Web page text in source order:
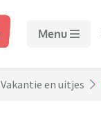
Menu
Vakantie en uitjes